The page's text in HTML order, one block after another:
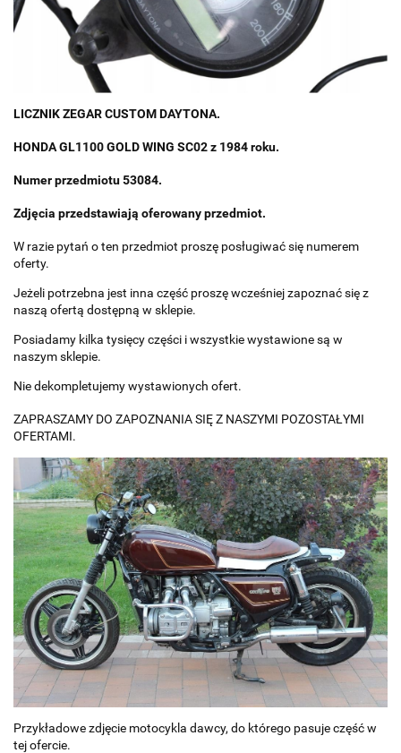
LICZNIK ZEGAR CUSTOM DAYTONA.
HONDA GL1100 GOLD WING SC02 z 1984 roku.
Numer przedmiotu 53084.
Zdjęcia przedstawiają oferowany przedmiot.
W razie pytań o ten przedmiot proszę posługiwać się numerem
oferty.
Jeżeli potrzebna jest inna część proszę wcześniej zapoznać się z
naszą ofertą dostępną w sklepie.
Posiadamy kilka tysięcy części i wszystkie wystawione są w
naszym sklepie.
Nie dekompletujemy wystawionych ofert.
ZAPRASZAMY DO ZAPOZNANIA SIĘ Z NASZYMI POZOSTAŁYMI
OFERTAMI.
Przykładowe zdjęcie motocykla dawcy, do którego pasuje część w
tej ofercie.